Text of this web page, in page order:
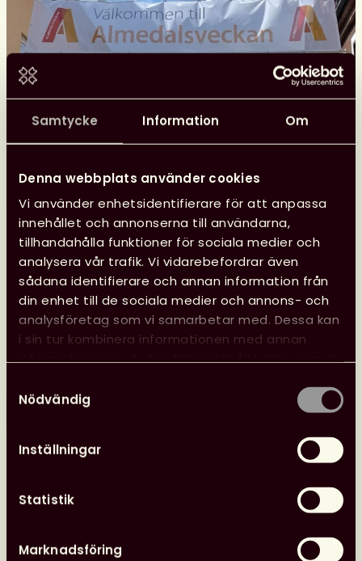
Samtycke Information Om
Denna webbplats använder cookies
Vi använder enhetsidentifierare för att anpassa
innehållet och annonserna till användarna,
tillhandahålla funktioner för sociala medier och
analysera vår trafik. Vi vidarebefordrar även
sådana identifierare och annan information från
din enhet till de sociala medier och annons- och
analysföretag som vi samarbetar med. Dessa kan
i sin tur kombinera informationen med annan
information som du har tillhandahållit eller som de
Nödvändig
Inställningar
Statistik
Marknadsföring
Se Svensk biblioteksförenings
programpunkter i Almedalen
Svensk biblioteksförening anordnade tre
programpunkter under Almedalen med fokus på
biblioteksfrågor, bildning och kultur. Samtalen spelades
in och finns tillgängliga att se.
Läs mer
Svensk
biblioteksförenings
i